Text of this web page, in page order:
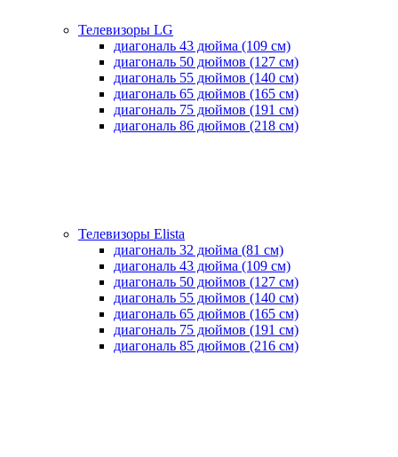
Телевизоры LG
диагональ 43 дюйма (109 см)
диагональ 50 дюймов (127 см)
диагональ 55 дюймов (140 cм)
диагональ 65 дюймов (165 cм)
диагональ 75 дюймов (191 см)
диагональ 86 дюймов (218 см)
Телевизоры Elista
диагональ 32 дюйма (81 см)
диагональ 43 дюйма (109 см)
диагональ 50 дюймов (127 см)
диагональ 55 дюймов (140 cм)
диагональ 65 дюймов (165 cм)
диагональ 75 дюймов (191 см)
диагональ 85 дюймов (216 см)